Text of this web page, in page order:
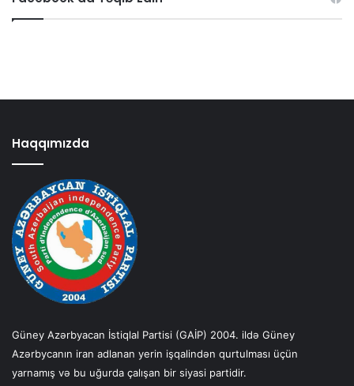
Haqqımızda
Güney Azərbyacan İstiqlal Partisi (GAİP) 2004. ildə Güney
Azərbycanın iran adlanan yerin işqalindən qurtulması üçün
yarnamış və bu uğurda çalışan bir siyasi partidir.